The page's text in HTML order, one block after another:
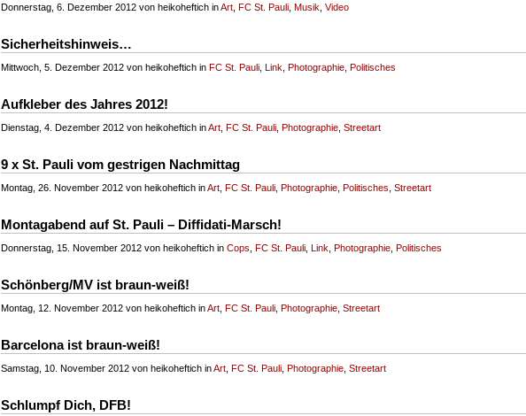
Donnerstag, 6. Dezember 2012 von heikoheftich inArt FC St. Pauli Musik Video
Sicherheitshinweis…
Mittwoch, 5. Dezember 2012 von heikoheftich in FC St. Pauli Link Photographie Politisches
Aufkleber des Jahres 2012!
Dienstag, 4. Dezember 2012 von heikoheftich inArt FC St. Pauli Photographie Streetart
9 x St. Pauli vom gestrigen Nachmittag
Montag, 26. November 2012 von heikoheftich inArt FC St. Pauli Photographie Politisches Streetart
Montagabend auf St. Pauli – Diffidati-Marsch!
Donnerstag, 15. November 2012 von heikoheftich in Cops FC St. Pauli Link Photographie Politisches
Schönberg/MV ist braun-weiß!
Montag, 12. November 2012 von heikoheftich inArt FC St. Pauli Photographie Streetart
Barcelona ist braun-weiß!
Samstag, 10. November 2012 von heikoheftich inArt FC St. Pauli Photographie Streetart
Schlumpf Dich, DFB!